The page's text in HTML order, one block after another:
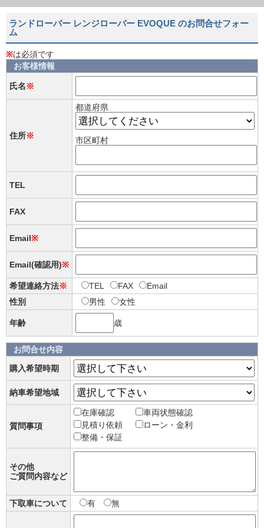
ランドローバー レンジローバー EVOQUE のお問合せフォー
ム
※は必須です
お客様情報
氏名※
住所※
都道府県
市区町村
TEL
FAX
Email※
Email(確認用)※
希望連絡方法※ TEL FAX
Email
性別
男性 女性
年齢 歳
お問合せ内容
購入希望時期
納車希望地域
質問事項
在庫確認
車両状態確認
見積り依頼
ローン・金利
整備・保証
その他
ご質問内容など
下取車について 有 無